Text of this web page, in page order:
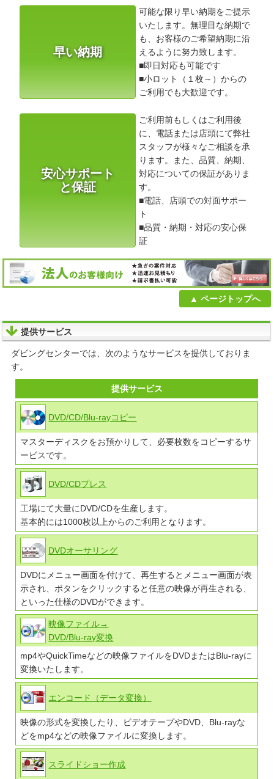
早い納期
可能な限り早い納期をご提示
いたします。無理目な納期で
も、お客様のご希望納期に沿
えるように努力致します。
■即日対応も可能です
■小ロット（１枚～）からの
ご利用でも大歓迎です。
安心サポート
と保証
ご利用前もしくはご利用後
に、電話または店頭にて弊社
スタッフが様々なご相談を承
ります。また、品質、納期、
対応についての保証がありま
す。
■電話、店頭での対面サポー
ト
■品質・納期・対応の安心保
証
ページトップへ
提供サービス
ダビングセンターでは、次のようなサービスを提供しておりま
す。
提供サービス
DVD/CD/Blu-rayコピー
マスターディスクをお預かりして、必要枚数をコピーするサ
ービスです。
DVD/CDプレス
工場にて大量にDVD/CDを生産します。
基本的には1000枚以上からのご利用となります。
DVDオーサリング
DVDにメニュー画面を付けて、再生するとメニュー画面が表
示され、ボタンをクリックすると任意の映像が再生される、
といった仕様のDVDができます。
映像ファイル→
DVD/Blu-ray変換
mp4やQuickTimeなどの映像ファイルをDVDまたはBlu-rayに
変換いたします。
エンコード（データ変換）
映像の形式を変換したり、ビデオテープやDVD、Blu-rayな
どをmp4などの映像ファイルに変換します。
スライドショー作成